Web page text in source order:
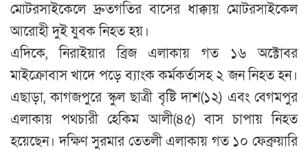
মোটরসাইকেলে দ্রুতগতির বাসের ধাক্কায় মোটরসাইকেল
আরোহী দুই যুবক নিহত হয়।
এদিকে, নিরাইয়ার ব্রিজ এলাকায় গত ১৬ অক্টোবর
মাইক্রোবাস খাদে পড়ে ব্যাংক কর্মকর্তাসহ ২ জন নিহত হন।
এছাড়া, কাগজপুরে স্কুল ছাত্রী বৃষ্টি দাশ(১২) এবং বেগমপুর
এলাকায় পথচারী হেকিম আলী(৪৫) বাস চাপায় নিহত
হয়েছেন। দক্ষিণ সুরমার তেতলী এলাকায় গত ১০ ফেব্রুয়ারি